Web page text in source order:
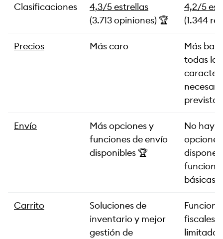
Clasificaciones
4,3/5 estrellas
(3.713 opiniones) 🏆
4,2/5
(1.344
Precios Más caro
Más
todas las
Envío
Más opciones y
funciones de envío
disponibles 🏆
No hay
dispone
básicas
Carrito
Soluciones de
inventario y mejor
gestión de
fiscales